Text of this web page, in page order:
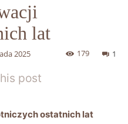
lat
2025 1
179
post
ostatnich lat